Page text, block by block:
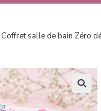
Coffret salle de bain Zéro